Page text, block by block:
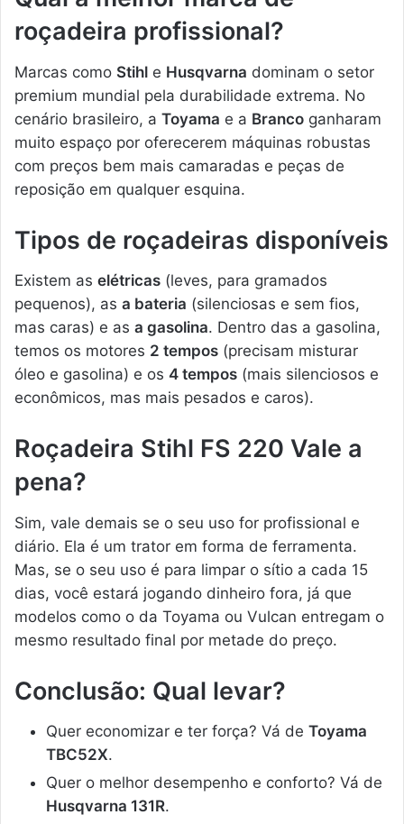
roçadeira profissional?
Marcas como Stihl e Husqvarna dominam o setor
premium mundial pela durabilidade extrema. No
cenário brasileiro, a Toyama e a Branco ganharam
muito espaço por oferecerem máquinas robustas
com preços bem mais camaradas e peças de
reposição em qualquer esquina.
Tipos de roçadeiras disponíveis
Existem as elétricas (leves, para gramados
pequenos), as a bateria (silenciosas e sem fios,
mas caras) e as a gasolina. Dentro das a gasolina,
temos os motores 2 tempos (precisam misturar
óleo e gasolina) e os 4 tempos (mais silenciosos e
econômicos, mas mais pesados e caros).
Roçadeira Stihl FS 220 Vale a
pena?
Sim, vale demais se o seu uso for profissional e
diário. Ela é um trator em forma de ferramenta.
Mas, se o seu uso é para limpar o sítio a cada 15
dias, você estará jogando dinheiro fora, já que
modelos como o da Toyama ou Vulcan entregam o
mesmo resultado final por metade do preço.
Conclusão: Qual levar?
Quer economizar e ter força? Vá de Toyama
TBC52X.
Quer o melhor desempenho e conforto? Vá de
Husqvarna 131R.